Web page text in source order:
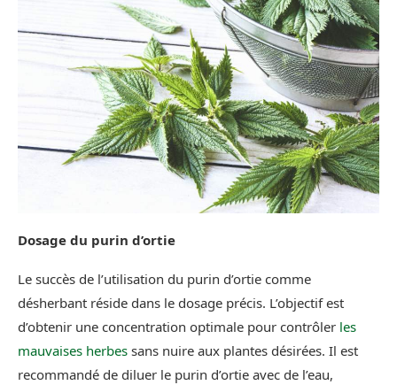
Dosage du purin d’ortie
Le succès de l’utilisation du purin d’ortie comme
désherbant réside dans le dosage précis. L’objectif est
d’obtenir une concentration optimale pour contrôler les
mauvaises herbes sans nuire aux plantes désirées. Il est
recommandé de diluer le purin d’ortie avec de l’eau,